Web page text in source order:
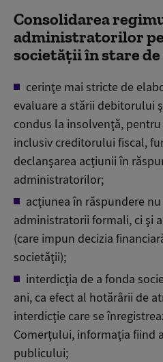
Consolidarea
administratorilor
societăţii în stare
cerinţe mai stricte de
evaluare a stării debitorului
condus la insolvenţă,
inclusiv creditorului fiscal,
declanşarea acţiunii în
administratorilor;
acţiunea în răspundere
administratorii formali, ci şi
(care impun decizia
societăţii);
interdicţia de a fonda
ani, ca efect al hotărârii de
interdicţie care se
Comerţului, informaţia fiind
publicului;